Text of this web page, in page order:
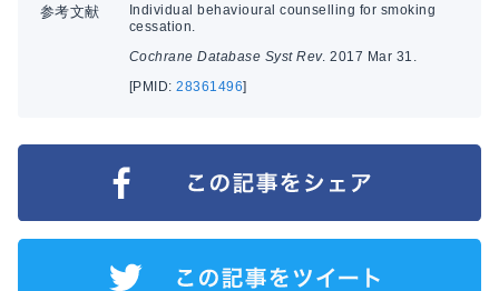
参考文献
Individual behavioural counselling for smoking
cessation.
Cochrane Database Syst Rev. 2017 Mar 31.
[PMID:28361496]